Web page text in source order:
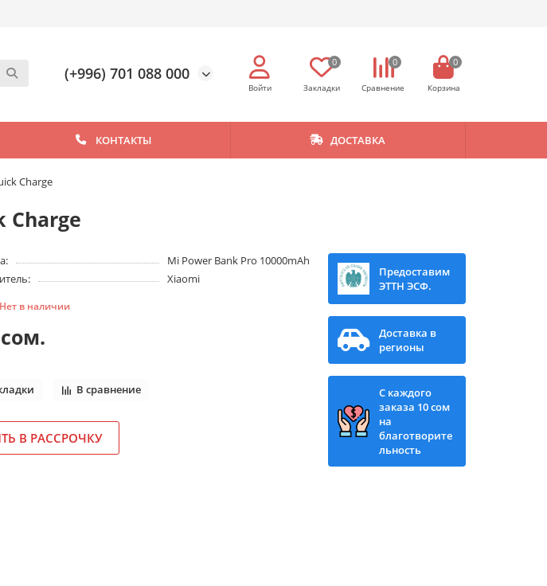
(+996) 701 088 000
0 0 0
КОНТАКТЫ ДОСТАВКА
Charge
Charge
Mi Power Bank Pro 10000mAh
Xiaomi
Нет в наличии
В сравнение
В РАССРОЧКУ
Предоставим
ЭТТН ЭСФ.
Доставка в
регионы
С каждого
заказа 10 сом
на
благотворите
льность